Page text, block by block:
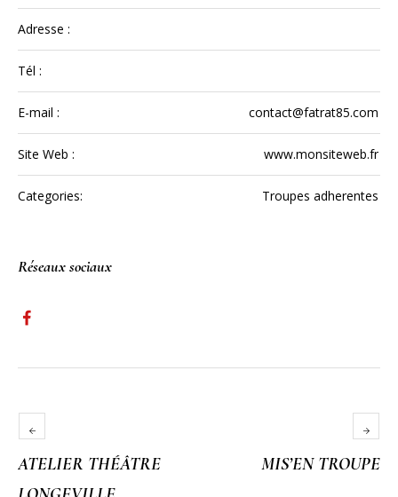
Adresse :
Tél :
E-mail : contact@fatrat85.com
Site Web : www.monsiteweb.fr
Categories: Troupes adherentes
Réseaux sociaux
ATELIER THÉÂTRE
MIS’EN TROUPE